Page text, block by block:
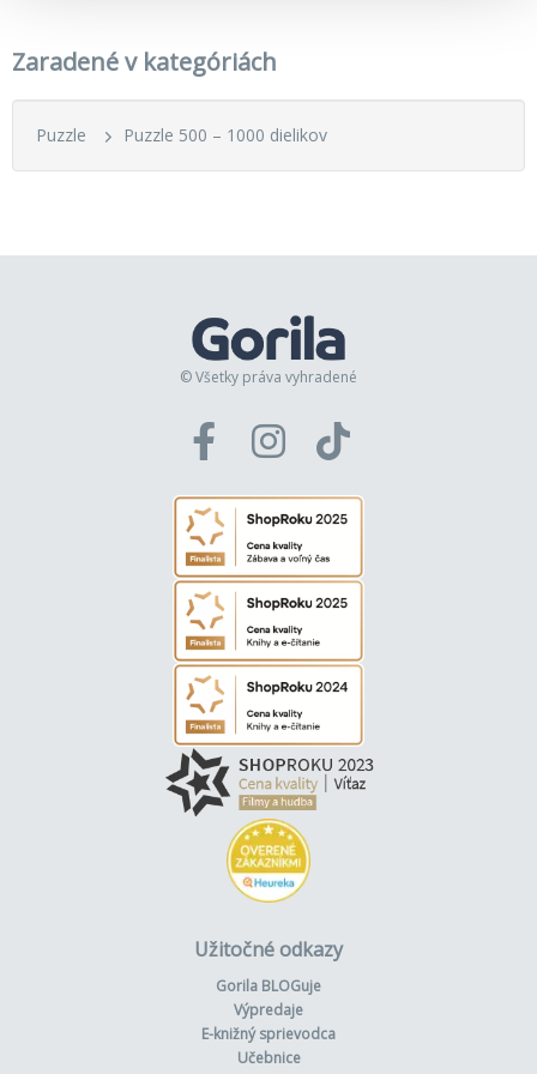
Zaradené v kategóriách
Puzzle Puzzle 500 – 1000 dielikov
© Všetky práva vyhradené
Užitočné odkazy
Gorila BLOGuje
Výpredaje
E-knižný sprievodca
Učebnice